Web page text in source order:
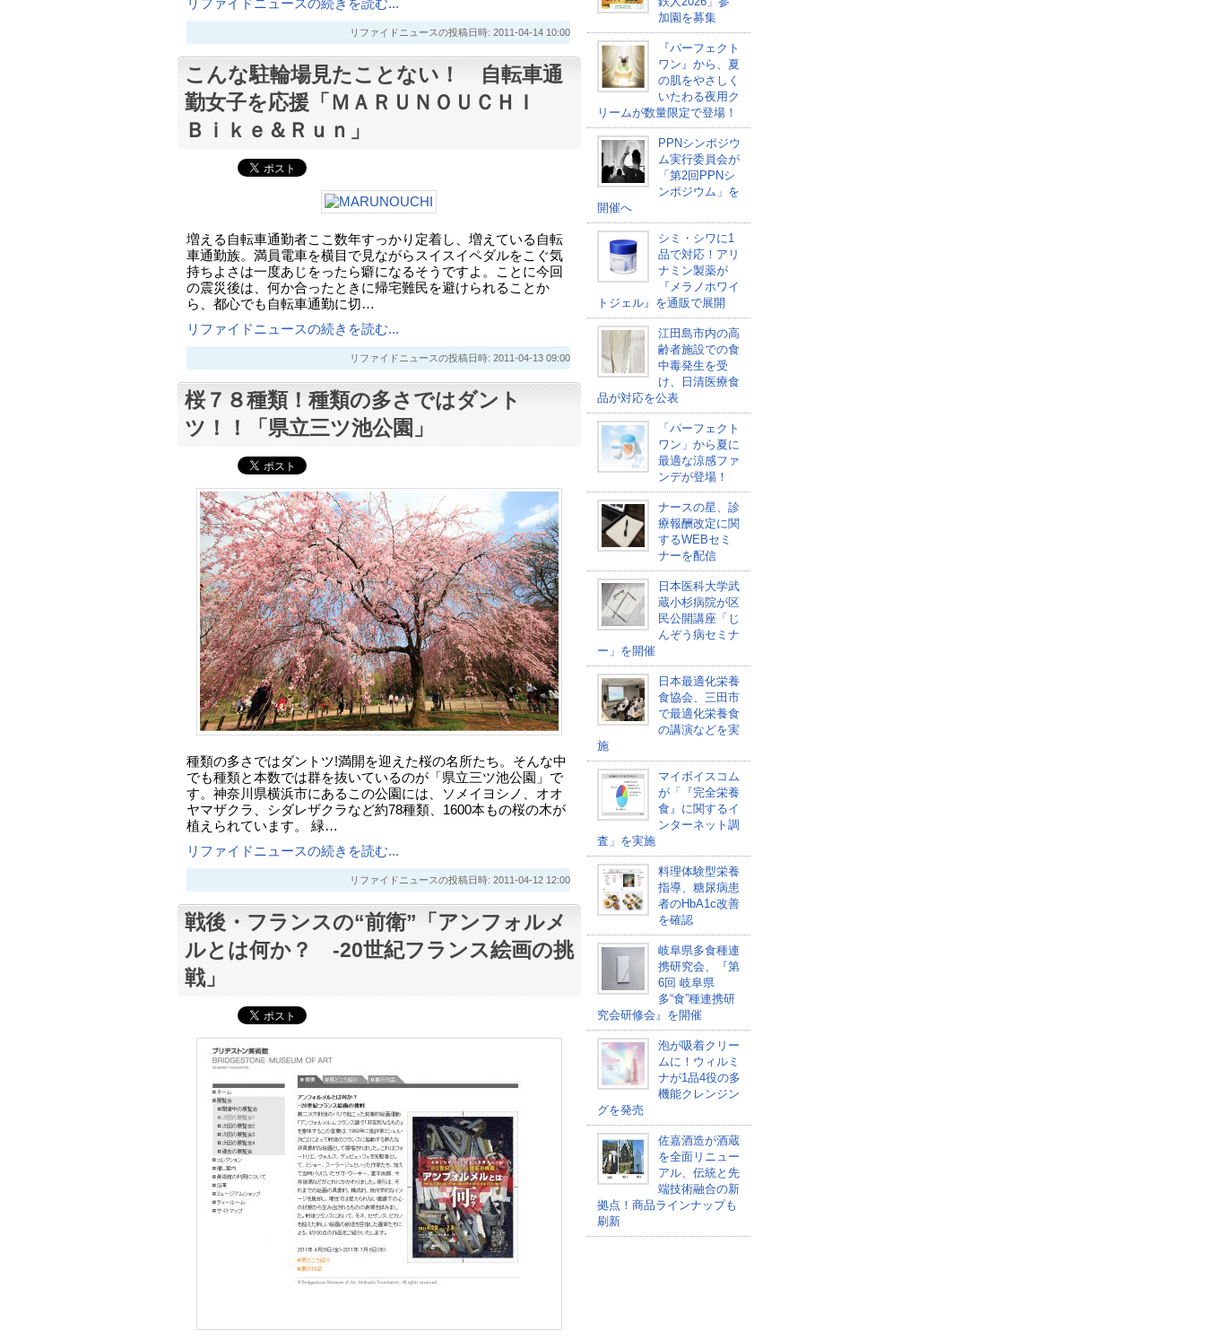
リファイドニュースの続きを読む...
リファイドニュースの投稿日時: 2011-04-14 10:00
こんな駐輪場見たことない！ 自転車通
勤女子を応援「ＭＡＲＵＮＯＵＣＨＩ
Ｂｉｋｅ＆Ｒｕｎ」
増える自転車通勤者ここ数年すっかり定着し、増えている自転
車通勤族。満員電車を横目で見ながらスイスイペダルをこぐ気
持ちよさは一度あじをったら癖になるそうですよ。ことに今回
の震災後は、何か合ったときに帰宅難民を避けられることか
ら、都心でも自転車通勤に切…
リファイドニュースの続きを読む...
リファイドニュースの投稿日時: 2011-04-13 09:00
桜７８種類！種類の多さではダント
ツ！！「県立三ツ池公園」
種類の多さではダントツ!満開を迎えた桜の名所たち。そんな中
でも種類と本数では群を抜いているのが「県立三ツ池公園」で
す。神奈川県横浜市にあるこの公園には、ソメイヨシノ、オオ
ヤマザクラ、シダレザクラなど約78種類、1600本もの桜の木が
植えられています。 緑…
リファイドニュースの続きを読む...
リファイドニュースの投稿日時: 2011-04-12 12:00
戦後・フランスの“前衛”「アンフォルメ
ルとは何か？ -20世紀フランス絵画の挑
戦」
加園を募集
『パーフェクト
ワン』から、夏
の肌をやさしく
いたわる夜用ク
リームが数量限定で登場！
PPNシンポジウ
ム実行委員会が
「第2回PPNシ
ンポジウム」を
開催へ
シミ・シワに1
品で対応！アリ
ナミン製薬が
『メラノホワイ
トジェル』を通販で展開
江田島市内の高
齢者施設での食
中毒発生を受
け、日清医療食
品が対応を公表
「パーフェクト
ワン」から夏に
最適な涼感ファ
ンデが登場！
ナースの星、診
療報酬改定に関
するWEBセミ
ナーを配信
日本医科大学武
蔵小杉病院が区
民公開講座「じ
んぞう病セミナ
ー」を開催
日本最適化栄養
食協会、三田市
で最適化栄養食
の講演などを実
施
マイボイスコム
が「『完全栄養
食』に関するイ
ンターネット調
査」を実施
料理体験型栄養
指導、糖尿病患
者のHbA1c改善
を確認
岐阜県多食種連
携研究会、『第
6回 岐阜県
多“食”種連携研
究会研修会』を開催
泡が吸着クリー
ムに！ウィルミ
ナが1品4役の多
機能クレンジン
グを発売
佐嘉酒造が酒蔵
を全面リニュー
アル、伝統と先
端技術融合の新
拠点！商品ラインナップも
刷新